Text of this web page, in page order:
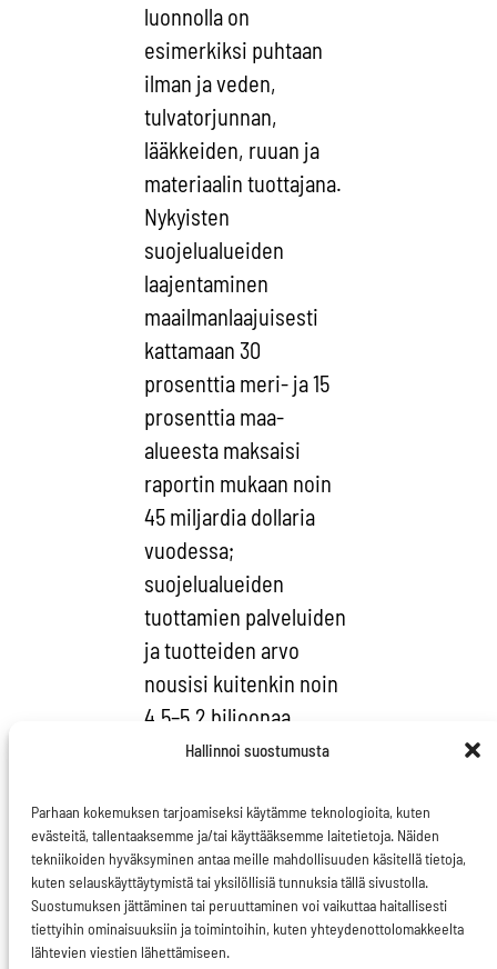
Hallinnoi suostumusta
Parhaan kokemuksen tarjoamiseksi käytämme teknologioita, kuten
evästeitä, tallentaaksemme ja/tai käyttääksemme laitetietoja. Näiden
tekniikoiden hyväksyminen antaa meille mahdollisuuden käsitellä tietoja,
kuten selauskäyttäytymistä tai yksilöllisiä tunnuksia tällä sivustolla.
Suostumuksen jättäminen tai peruuttaminen voi vaikuttaa haitallisesti
tiettyihin ominaisuuksiin ja toimintoihin, kuten yhteydenottolomakkeelta
lähtevien viestien lähettämiseen.
luonnolla on
esimerkiksi puhtaan
ilman ja veden,
tulvatorjunnan,
lääkkeiden, ruuan ja
materiaalin tuottajana.
Nykyisten
suojelualueiden
laajentaminen
maailmanlaajuisesti
kattamaan 30
prosenttia meri- ja 15
prosenttia maa-
alueesta maksaisi
raportin mukaan noin
45 miljardia dollaria
vuodessa;
suojelualueiden
tuottamien palveluiden
ja tuotteiden arvo
nousisi kuitenkin noin
4,5–5,2 biljoonaa.
maailman valtiot
maksavat
suunnattomia summia
valtionapua
käytännöille, jotka